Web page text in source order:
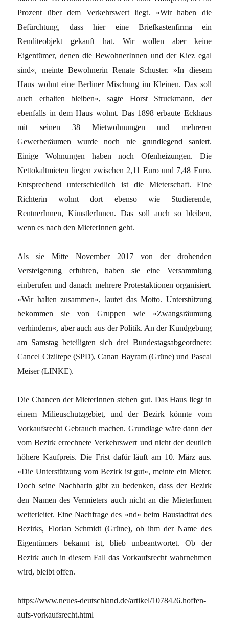
Prozent über dem Verkehrswert liegt. »Wir haben die
Befürchtung, dass hier eine Briefkastenfirma ein
Renditeobjekt gekauft hat. Wir wollen aber keine
Eigentümer, denen die BewohnerInnen und der Kiez egal
sind«, meinte Bewohnerin Renate Schuster. »In diesem
Haus wohnt eine Berliner Mischung im Kleinen. Das soll
auch erhalten bleiben«, sagte Horst Struckmann, der
ebenfalls in dem Haus wohnt. Das 1898 erbaute Eckhaus
mit seinen 38 Mietwohnungen und mehreren
Gewerberäumen wurde noch nie grundlegend saniert.
Einige Wohnungen haben noch Ofenheizungen. Die
Nettokaltmieten liegen zwischen 2,11 Euro und 7,48 Euro.
Entsprechend unterschiedlich ist die Mieterschaft. Eine
Richterin wohnt dort ebenso wie Studierende,
RentnerInnen, KünstlerInnen. Das soll auch so bleiben,
wenn es nach den MieterInnen geht.
Als sie Mitte November 2017 von der drohenden
Versteigerung erfuhren, haben sie eine Versammlung
einberufen und danach mehrere Protestaktionen organisiert.
»Wir halten zusammen«, lautet das Motto. Unterstützung
bekommen sie von Gruppen wie »Zwangsräumung
verhindern«, aber auch aus der Politik. An der Kundgebung
am Samstag beteiligten sich drei Bundestagsabgeordnete:
Cancel Ciziltepe (SPD), Canan Bayram (Grüne) und Pascal
Meiser (LINKE).
Die Chancen der MieterInnen stehen gut. Das Haus liegt in
einem Milieuschutzgebiet, und der Bezirk könnte vom
Vorkaufsrecht Gebrauch machen. Grundlage wäre dann der
vom Bezirk errechnete Verkehrswert und nicht der deutlich
höhere Kaufpreis. Die Frist dafür läuft am 10. März aus.
»Die Unterstützung vom Bezirk ist gut«, meinte ein Mieter.
Doch seine Nachbarin gibt zu bedenken, dass der Bezirk
den Namen des Vermieters auch nicht an die MieterInnen
weiterleitet. Eine Nachfrage des »nd« beim Baustadtrat des
Bezirks, Florian Schmidt (Grüne), ob ihm der Name des
Eigentümers bekannt ist, blieb unbeantwortet. Ob der
Bezirk auch in diesem Fall das Vorkaufsrecht wahrnehmen
wird, bleibt offen.
https://www.neues-deutschland.de/artikel/1078426.hoffen-
aufs-vorkaufsrecht.html